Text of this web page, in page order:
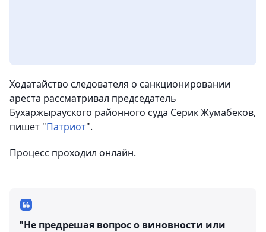
Ходатайство следователя о санкционировании
ареста рассматривал председатель
Бухаржырауского районного суда Серик Жумабеков,
пишет "Патриот".
Процесс проходил онлайн.
"Не предрешая вопрос о виновности или